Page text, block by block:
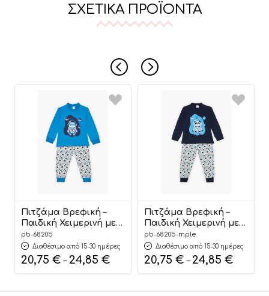
ΣΧΕΤΙΚΆ ΠΡΟΪΌΝΤΑ
Πιτζάμα Βρεφική –
Παιδική Χειμερινή με
Τύπωμα Αστροναύτης
Μπλέ Βαμβακερή 100%
| Pretty Baby
pb-68205
Διαθέσιμο από 15-30 ημέρες
20,75 € – 24,85 €
Πιτζάμα Βρεφική –
Παιδική Χειμερινή με
Τύπωμα Αστροναύτης
Μπλέ Βαμβακερή 100%
| Pretty Baby
pb-68205-mple
Διαθέσιμο από 15-30 ημέρες
20,75 € – 24,85 €